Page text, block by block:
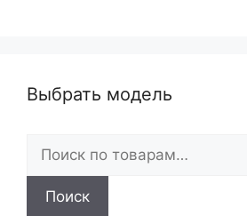
Выбрать модель
Поиск